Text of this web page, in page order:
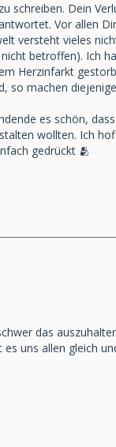
schreiben. Dein
Vor allen
versteht vieles
betroffen). Ich
Herzinfarkt
so machen
es schön,
wollten. Ich
gedrückt 🫂
das
uns allen gleich